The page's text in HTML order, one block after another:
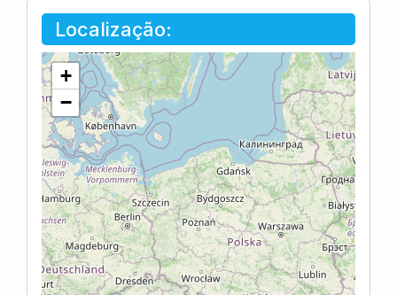
Localização:
+
−